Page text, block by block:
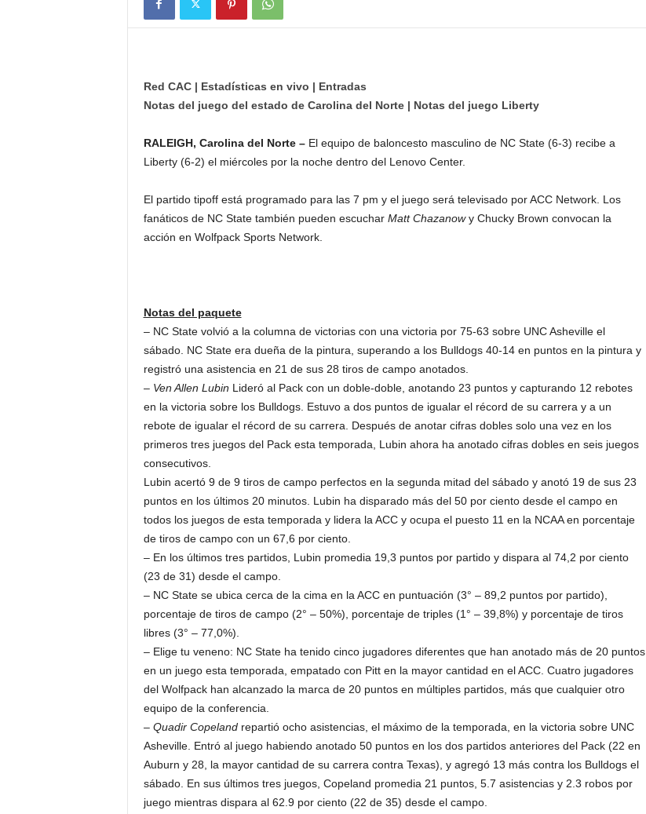
Red CAC | Estadísticas en vivo | Entradas
Notas del juego del estado de Carolina del Norte | Notas del juego Liberty
RALEIGH, Carolina del Norte – El equipo de baloncesto masculino de NC State (6-3) recibe a
Liberty (6-2) el miércoles por la noche dentro del Lenovo Center.
El partido tipoff está programado para las 7 pm y el juego será televisado por ACC Network. Los
fanáticos de NC State también pueden escuchar Matt Chazanowy Chucky Brown convocan la
acción en Wolfpack Sports Network.
Notas del paquete
– NC State volvió a la columna de victorias con una victoria por 75-63 sobre UNC Asheville el
sábado. NC State era dueña de la pintura, superando a los Bulldogs 40-14 en puntos en la pintura y
registró una asistencia en 21 de sus 28 tiros de campo anotados.
– Ven Allen Lubin Lideró al Pack con un doble-doble, anotando 23 puntos y capturando 12 rebotes
en la victoria sobre los Bulldogs. Estuvo a dos puntos de igualar el récord de su carrera y a un
rebote de igualar el récord de su carrera. Después de anotar cifras dobles solo una vez en los
primeros tres juegos del Pack esta temporada, Lubin ahora ha anotado cifras dobles en seis juegos
consecutivos.
Lubin acertó 9 de 9 tiros de campo perfectos en la segunda mitad del sábado y anotó 19 de sus 23
puntos en los últimos 20 minutos. Lubin ha disparado más del 50 por ciento desde el campo en
todos los juegos de esta temporada y lidera la ACC y ocupa el puesto 11 en la NCAA en porcentaje
de tiros de campo con un 67,6 por ciento.
– En los últimos tres partidos, Lubin promedia 19,3 puntos por partido y dispara al 74,2 por ciento
(23 de 31) desde el campo.
– NC State se ubica cerca de la cima en la ACC en puntuación (3° – 89,2 puntos por partido),
porcentaje de tiros de campo (2° – 50%), porcentaje de triples (1° – 39,8%) y porcentaje de tiros
libres (3° – 77,0%).
– Elige tu veneno: NC State ha tenido cinco jugadores diferentes que han anotado más de 20 puntos
en un juego esta temporada, empatado con Pitt en la mayor cantidad en el ACC. Cuatro jugadores
del Wolfpack han alcanzado la marca de 20 puntos en múltiples partidos, más que cualquier otro
equipo de la conferencia.
– Quadir Copelandrepartió ocho asistencias, el máximo de la temporada, en la victoria sobre UNC
Asheville. Entró al juego habiendo anotado 50 puntos en los dos partidos anteriores del Pack (22 en
Auburn y 28, la mayor cantidad de su carrera contra Texas), y agregó 13 más contra los Bulldogs el
sábado. En sus últimos tres juegos, Copeland promedia 21 puntos, 5.7 asistencias y 2.3 robos por
juego mientras dispara al 62.9 por ciento (22 de 35) desde el campo.